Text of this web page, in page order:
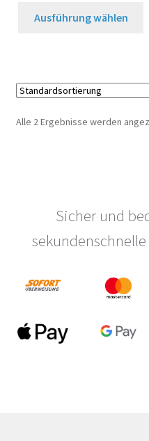
Ausführung wählen
Alle 2 Ergebnisse werden
Sicher und